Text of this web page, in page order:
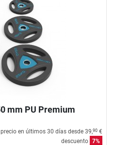
mm PU Premium
en últimos 30 días desde 39,90 €
descuento 7%